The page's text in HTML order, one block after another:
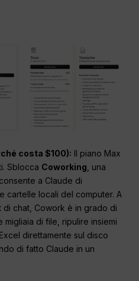
costa $100): Il piano Max
Sblocca Coworking , una
a Claude di
cartelle locali del computer. A
chat, Cowork è in grado di
di file, ripulire insiemi
direttamente sul disco
di fatto Claude in un